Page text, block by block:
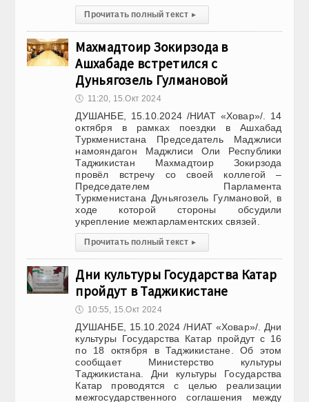
Прочитать полный текст ▸
Махмадтоир Зокирзода в
Ашхабаде встретился с
Дуньягозель Гулмановой
🕔 11:20, 15.Окт 2024
ДУШАНБЕ, 15.10.2024 /НИАТ «Ховар»/. 14
октября в рамках поездки в Ашхабад
Туркменистана Председатель Маджлиси
намояндагон Маджлиси Оли Республики
Таджикистан Махмадтоир Зокирзода
провёл встречу со своей коллегой –
Председателем Парламента
Туркменистана Дуньягозель Гулмановой, в
ходе которой стороны обсудили
укрепление межпарламентских связей.
Прочитать полный текст ▸
Дни культуры Государства Катар
пройдут в Таджикистане
🕔 10:55, 15.Окт 2024
ДУШАНБЕ, 15.10.2024 /НИАТ «Ховар»/. Дни
культуры Государства Катар пройдут с 16
по 18 октября в Таджикистане. Об этом
сообщает Министерство культуры
Таджикистана. Дни культуры Государства
Катар проводятся с целью реализации
межгосударственного соглашения между